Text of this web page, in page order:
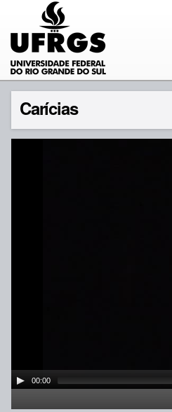
Carícias
00:00